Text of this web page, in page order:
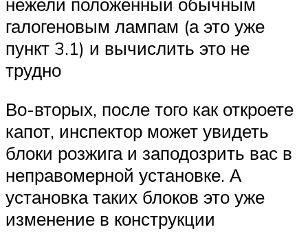
галогеновым лампам (а это уже
пункт 3.1) и вычислить это не
трудно
Во-вторых, после того как откроете
капот, инспектор может увидеть
блоки розжига и заподозрить вас в
неправомерной установке. А
установка таких блоков это уже
изменение в конструкции